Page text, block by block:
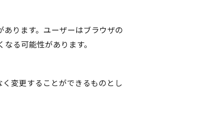
ります。ユーザーはブラウザの
る可能性があります。
変更することができるものとし